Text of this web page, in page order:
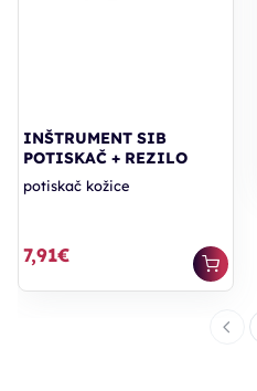
INŠTRUMENT SIB
POTISKAČ + REZILO
potiskač kožice
7,91€